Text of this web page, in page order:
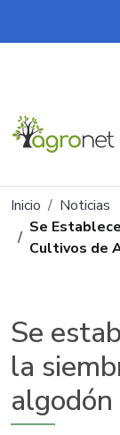
Pasar al
Ruta de
Inicio
Noticias
Se
Cultivos de
Se
la